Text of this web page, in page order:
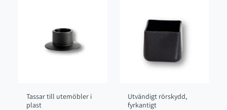
Tassar till utemöbler i
plast
Utvändigt rörskydd,
fyrkantigt